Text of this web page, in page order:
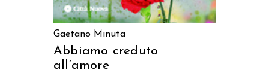
Gaetano Minuta
Abbiamo creduto
all’amore